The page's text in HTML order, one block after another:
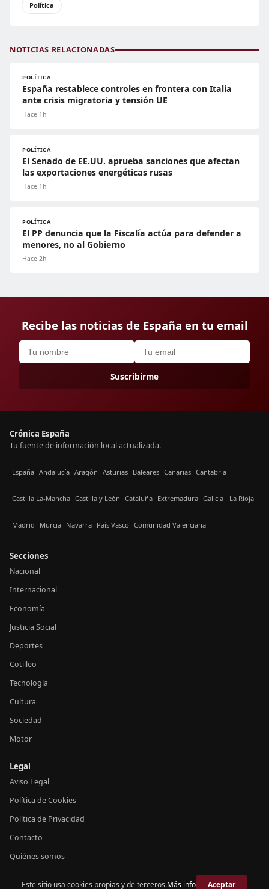
Política
NOTICIAS RELACIONADAS
POLÍTICA
España restablece controles en frontera con Italia
ante crisis migratoria y tensión UE
Hace 1h
POLÍTICA
El Senado de EE.UU. aprueba sanciones que afectan
las exportaciones energéticas rusas
Hace 1h
POLÍTICA
El PP denuncia que la Fiscalía actúa para defender a
menores, no al Gobierno
Hace 2h
Recibe las noticias de España en tu email
Suscribirme
Crónica España
Tu fuente de información local actualizada.
España Andalucía Aragón Asturias Baleares Canarias Cantabria
Castilla La-Mancha Castilla y León Cataluña Extremadura Galicia La Rioja
Madrid Murcia Navarra País Vasco Comunidad Valenciana
Secciones
Nacional
Internacional
Economía
Justicia Social
Deportes
Cotilleo
Tecnología
Cultura
Sociedad
Motor
Legal
Aviso Legal
Política de Cookies
Política de Privacidad
Contacto
Quiénes somos
Este sitio usa cookies propias y de terceros.Más info Aceptar